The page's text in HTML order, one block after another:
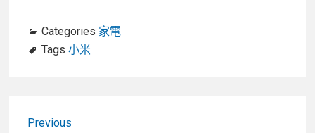
Categories 家電
Tags 小米
Previous